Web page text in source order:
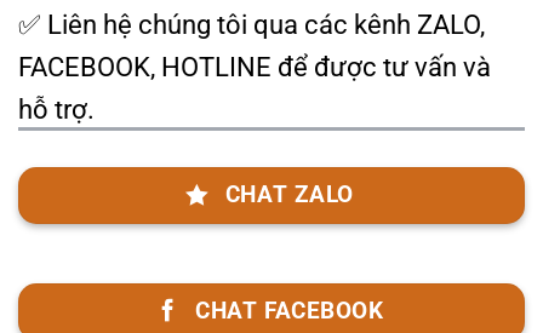
✅ Liên hệ chúng tôi qua các kênh ZALO,
FACEBOOK, HOTLINE để được tư vấn và
hỗ trợ.
CHAT ZALO
CHAT FACEBOOK